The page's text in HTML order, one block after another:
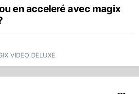
en acceleré avec magix
VIDEO DELUXE